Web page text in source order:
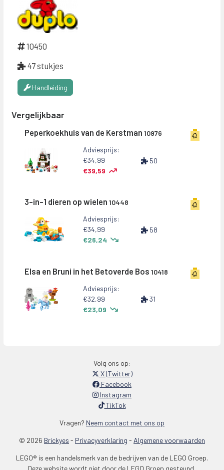
10450
47 stukjes
Handleiding
Vergelijkbaar
Peperkoekhuis van de Kerstman 10976
Adviesprijs:
€34,99
€39,59
50
3-in-1 dieren op wielen 10448
Adviesprijs:
€34,99
€26,24
58
Elsa en Bruni in het Betoverde Bos 10418
Adviesprijs:
€32,99
€23,09
31
Volg ons op:
X (Twitter)
Facebook
Instagram
TikTok
Vragen? Neem contact met ons op
© 2026 Brickyes - Privacyverklaring - Algemene voorwaarden
LEGO® is een handelsmerk van de bedrijven van de LEGO Groep.
Deze website wordt niet door de LEGO Groep gesteund,